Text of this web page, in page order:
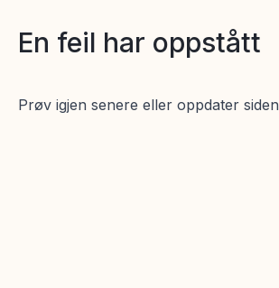
En feil har oppstått
Prøv igjen senere eller oppdater siden